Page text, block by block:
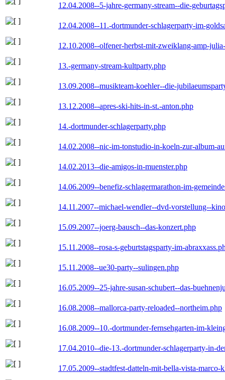
12.04.2008--5-jahre-germany-stream--die-
12.04.2008--11.-dortmunder-schlagerparty-im-
12.10.2008--olfener-herbst-mit-zweiklang-amp-
13.-germany-stream-kultparty.php
13.09.2008--musikteam-koehler--die-
13.12.2008--apres-ski-hits-in-st.-anton.php
14.-dortmunder-schlagerparty.php
14.02.2008--nic-im-tonstudio-in-koeln-zur-album-
14.02.2013--die-amigos-in-muenster.php
14.06.2009--benefiz-schlagermarathon-im-
14.11.2007--michael-wendler--dvd-vorstellung--
15.09.2007--joerg-bausch--das-konzert.php
15.11.2008--rosa-s-geburtstagsparty-im-
15.11.2008--ue30-party--sulingen.php
16.05.2009--25-jahre-susan-schubert--das-
16.08.2008--mallorca-party-reloaded--northeim.php
16.08.2009--10.-dortmunder-fernsehgarten-im-
17.04.2010--die-13.-dortmunder-schlagerparty-in-
17.05.2009--stadtfest-datteln-mit-bella-vista-marco-